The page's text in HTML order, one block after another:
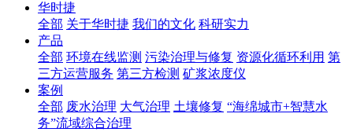
华时捷
全部 关于华时捷 我们的文化 科研实力
产品
全部 环境在线监测 污染治理与修复 资源化循环利用 第
三方运营服务 第三方检测 矿浆浓度仪
案例
全部 废水治理 大气治理 土壤修复 “海绵城市+智慧水
务”流域综合治理